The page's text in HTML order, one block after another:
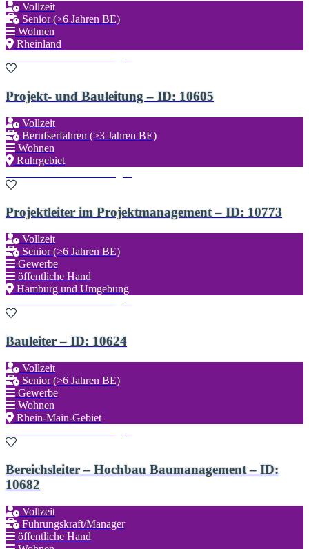
Vollzeit
Senior (>6 Jahren BE)
Wohnen
Rheinland
Projekt- und Bauleitung – ID: 10605
Vollzeit
Berufserfahren (>3 Jahren BE)
Wohnen
Ruhrgebiet
Projektleiter im Projektmanagement – ID: 10773
Vollzeit
Senior (>6 Jahren BE)
Gewerbe
öffentliche Hand
Hamburg und Umgebung
Bauleiter – ID: 10624
Vollzeit
Senior (>6 Jahren BE)
Gewerbe
Wohnen
Rhein-Main-Gebiet
Bereichsleiter – Hochbau Baumanagement – ID:
10682
Vollzeit
Führungskraft/Manager
öffentliche Hand